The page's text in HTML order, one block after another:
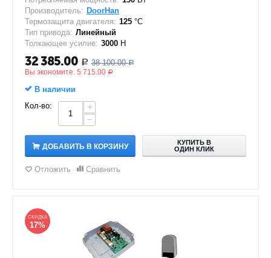
Производитель: DoorHan
Термозащита двигателя: 125 °C
Тип привода: Линейный
Толкающее усилие: 3000 Н
32 385.00 Р 38 100.00 Р
Вы экономите: 5 715.00 Р
В наличии
Кол-во:
+
−
ДОБАВИТЬ В КОРЗИНУ
КУПИТЬ В
ОДИН КЛИК
Отложить Сравнить
СКИДКА
17%